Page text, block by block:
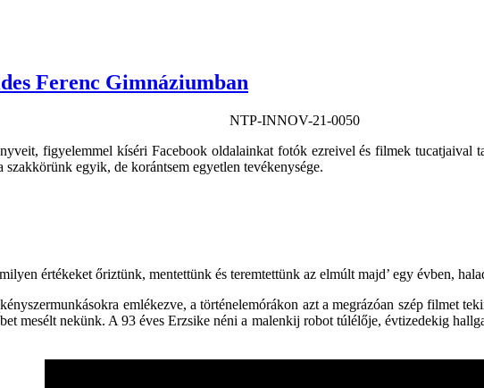
Ferenc Gimnáziumban
NTP-INNOV-21-0050
figyelemmel kíséri Facebook oldalainkat fotók ezreivel és filmek tucatjaival
egyik, de korántsem egyetlen tevékenysége.
értékeket őriztünk, mentettünk és teremtettünk az elmúlt majd’ egy évben,
emlékezve, a történelemórákon azt a megrázóan szép filmet
mesélt nekünk. A 93 éves Erzsike néni a malenkij robot túlélője, évtizedekig